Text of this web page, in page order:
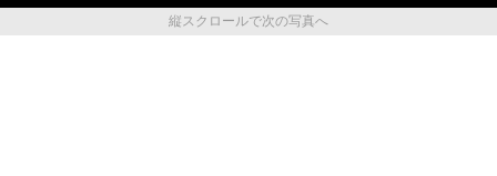
縦スクロールで次の写真へ